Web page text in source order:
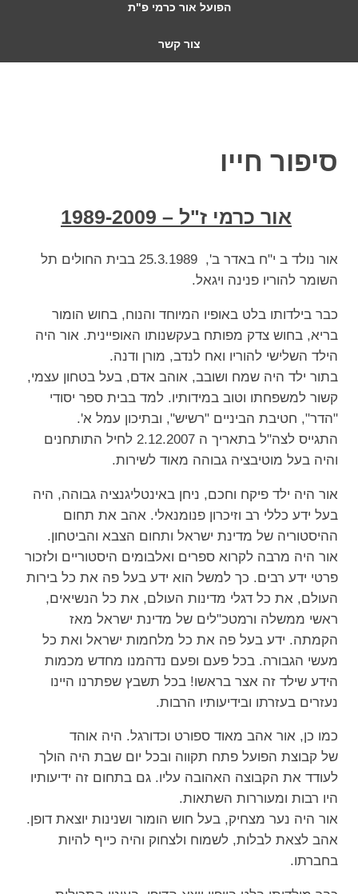
הפועל אור כרמי פ"ת
צור קשר
סיפור חייו
אור כרמי ז"ל – 1989-2009
אור נולד ב י"ח באדר ב', 25.3.1989 בבית החולים תל
השומר להוריו פנינה ויגאל.
כבר בילדותו בלט באופיו המיוחד והנוח, בחוש הומור
בריא, בחוש צדק מפותח בעקשנותו האופיינית. אור היה
הילד השלישי להוריו ואח לנדב, מורן ודנה.
בתור ילד היה שמח ושובב, אוהב אדם, בעל בטחון עצמי,
קשור למשפחתו וטוב במידותיו. למד בבית ספר יסודי
"הדר", חטיבת הביניים "רשיש", ובתיכון עמל א'.
התגייס לצה"ל בתאריך ה 2.12.2007 לחיל התותחנים
והיה בעל מוטיבציה גבוהה מאוד לשירות.
אור היה ילד פיקח וחכם, ניחן באינטליגנציה גבוהה, היה
בעל ידע כללי רב וזיכרון פנומנאלי. אהב את תחום
ההיסטוריה של מדינת ישראל ותחום הצבא והביטחון.
אור היה מרבה לקרוא ספרים ואלבומים היסטוריים ולזכור
פרטי ידע רבים. כך למשל הוא ידע בעל פה את כל בירות
העולם, את כל דגלי מדינות העולם, את כל הנשיאים,
ראשי ממשלה ורמטכ"לים של מדינת ישראל מאז
הקמתה. ידע בעל פה את כל מלחמות ישראל ואת כל
מעשי הגבורה. בכל פעם ופעם נדהמנו מחדש מכמות
הידע שילד זה אצר בראשו! בכל תשבץ שפתרנו היינו
נעזרים בעזרתו ובידיעותיו הרבות.
כמו כן, אור אהב מאוד ספורט וכדורגל. היה אוהד
של קבוצת הפועל פתח תקווה ובכל יום שבת היה הולך
לעודד את הקבוצה האהובה עליו. גם בתחום זה ידיעותיו
היו רבות ומעוררות השתאות.
אור היה נער מצחיק, בעל חוש הומור ושנינות יוצאת דופן.
אהב לצאת לבלות, לשמוח ולצחוק והיה כייף להיות
בחברתו.